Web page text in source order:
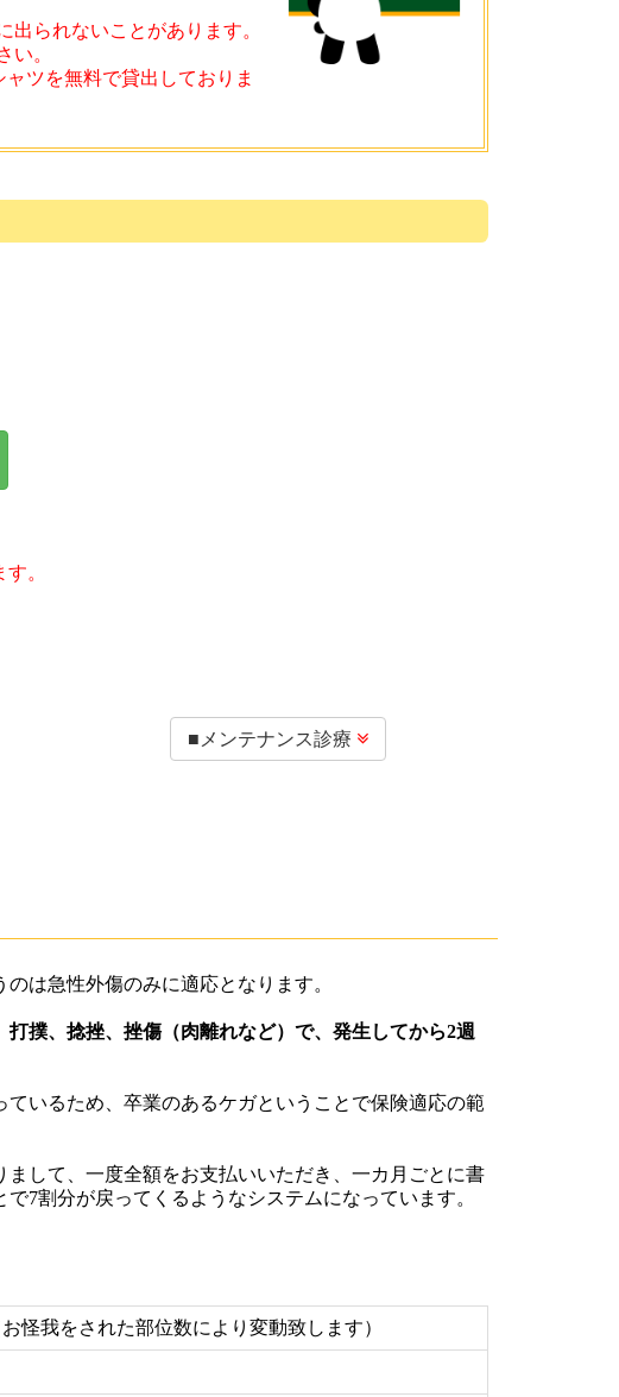
出られないことがあります。
い。
ャツを無料で貸出しておりま
。
■メンテナンス診療 
は急性外傷のみに適応となります。
撲、捻挫、挫傷（肉離れなど）で、発生してから2週
いるため、卒業のあるケガということで保険適応の範
して、一度全額をお支払いいただき、一カ月ごとに書
7割分が戻ってくるようなシステムになっています。
怪我をされた部位数により変動致します）